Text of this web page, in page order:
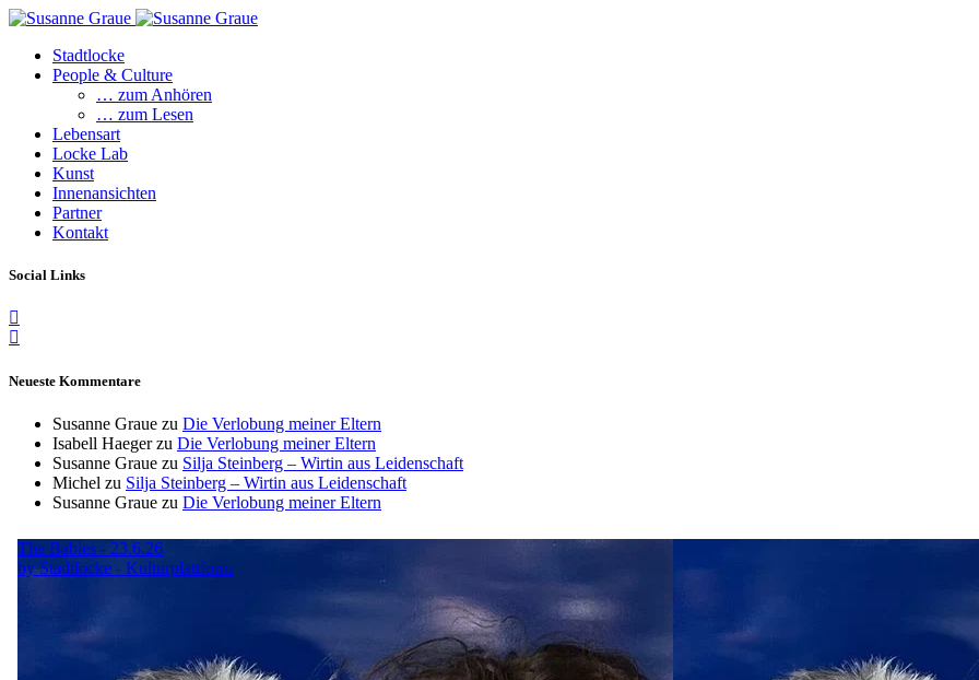
Stadtlocke
People & Culture
… zum Anhören
… zum Lesen
Lebensart
Locke Lab
Kunst
Innenansichten
Partner
Kontakt
Social Links
Neueste Kommentare
Susanne Graue zu Die Verlobung meiner Eltern
Isabell Haegerzu Die Verlobung meiner Eltern
Susanne Graue zu Silja Steinberg – Wirtin aus Leidenschaft
Michel zu Silja Steinberg – Wirtin aus Leidenschaft
Susanne Graue zu Die Verlobung meiner Eltern